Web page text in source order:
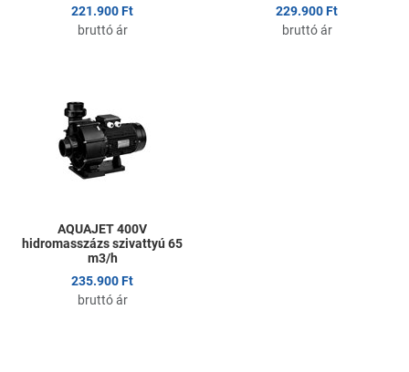
221.900 Ft
bruttó ár
229.900 Ft
bruttó ár
AQUAJET 400V
hidromasszázs szivattyú 65
m3/h
235.900 Ft
bruttó ár